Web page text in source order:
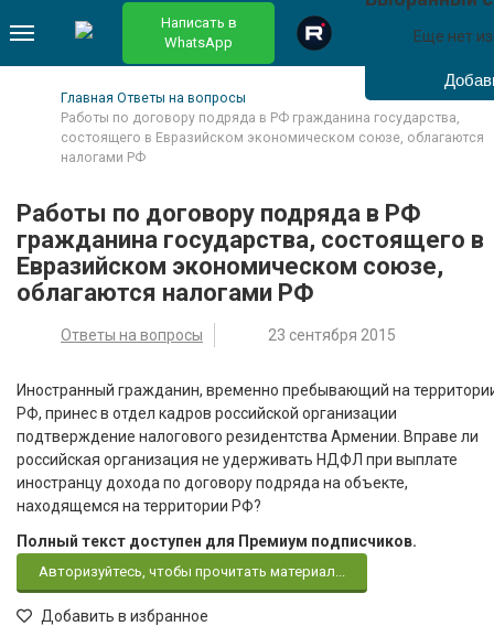
Написать в
WhatsApp
Еще нет
Главная Ответы на вопросы
Работы по договору подряда в РФ гражданина государства,
состоящего в Евразийском экономическом союзе, облагаются
налогами РФ
Работы по договору подряда в РФ
гражданина государства, состоящего в
Евразийском экономическом союзе,
облагаются налогами РФ
Ответы на вопросы 23 сентября 2015
Иностранный гражданин, временно пребывающий на
РФ, принес в отдел кадров российской организации
подтверждение налогового резидентства Армении. Вправе ли
российская организация не удерживать НДФЛ при выплате
иностранцу дохода по договору подряда на объекте,
находящемся на территории РФ?
Полный текст доступен для Премиум подписчиков.
Авторизуйтесь, чтобы прочитать материал...
Добавить в избранное